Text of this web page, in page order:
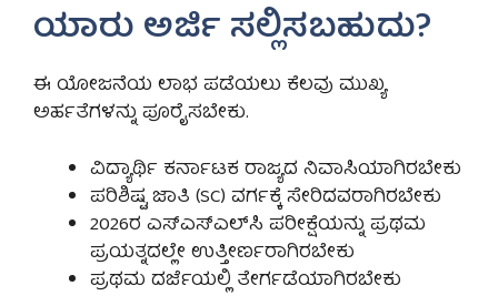
ಯಾರು ಅರ್ಜಿ ಸಲ್ಲಿಸಬಹುದು?
ಈ ಯೋಜನೆಯ ಲಾಭ ಪಡೆಯಲು ಕೆಲವು ಮುಖ್ಯ
ಅರ್ಹತೆಗಳನ್ನು ಪೂರೈಸಬೇಕು.
ವಿದ್ಯಾರ್ಥಿ ಕರ್ನಾಟಕ ರಾಜ್ಯದ ನಿವಾಸಿಯಾಗಿರಬೇಕು
ಪರಿಶಿಷ್ಟ ಜಾತಿ (SC) ವರ್ಗಕ್ಕೆ ಸೇರಿದವರಾಗಿರಬೇಕು
2026ರ ಎಸ್‌ಎಸ್‌ಎಲ್‌ಸಿ ಪರೀಕ್ಷೆಯನ್ನು ಪ್ರಥಮ
ಪ್ರಯತ್ನದಲ್ಲೇ ಉತ್ತೀರ್ಣರಾಗಿರಬೇಕು
ಪ್ರಥಮ ದರ್ಜೆಯಲ್ಲಿ ತೇರ್ಗಡೆಯಾಗಿರಬೇಕು